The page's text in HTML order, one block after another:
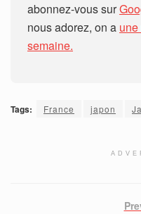
abonnez-vous sur
nous adorez, on a
semaine.
Tags: France japon